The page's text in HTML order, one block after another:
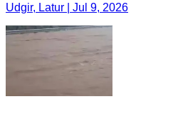
Udgir, Latur | Jul 9, 2026